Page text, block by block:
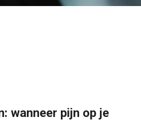
wanneer pijn op je